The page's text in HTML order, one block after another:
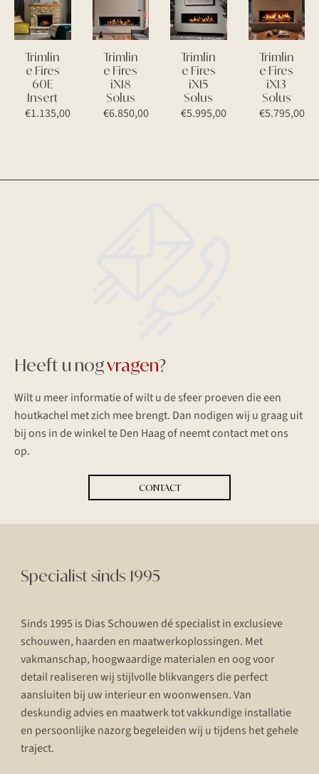
Trimlin
e Fires
60E
Insert
€1.135,00
Trimlin
e Fires
iX18
Solus
€6.850,00
Trimlin
e Fires
iX15
Solus
€5.995,00
Trimlin
e Fires
iX13
Solus
€5.795,00
Heeft u nogvragen?
Wilt u meer informatie of wilt u de sfeer proeven die een
houtkachel met zich mee brengt. Dan nodigen wij u graag uit
bij ons in de winkel te Den Haag of neemt contact met ons
op.
CONTACT
Specialist sinds 1995
Sinds 1995 is Dias Schouwen dé specialist in exclusieve
schouwen, haarden en maatwerkoplossingen. Met
vakmanschap, hoogwaardige materialen en oog voor
detail realiseren wij stijlvolle blikvangers die perfect
aansluiten bij uw interieur en woonwensen. Van
deskundig advies en maatwerk tot vakkundige installatie
en persoonlijke nazorg begeleiden wij u tijdens het gehele
traject.